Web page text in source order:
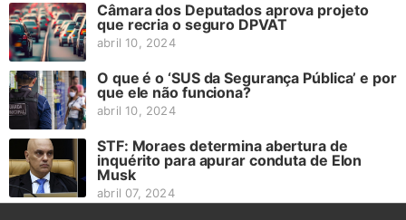
Câmara dos Deputados aprova projeto
que recria o seguro DPVAT
abril 10, 2024
O que é o ‘SUS da Segurança Pública’ e por
que ele não funciona?
abril 10, 2024
STF: Moraes determina abertura de
inquérito para apurar conduta de Elon
Musk
abril 07, 2024